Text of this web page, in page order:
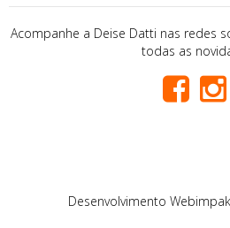
Acompanhe a Deise Datti nas redes
todas as
Desenvolvimento